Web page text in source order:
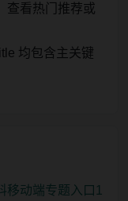
查看热门推荐或
均包含主关键
移动端专题入口1